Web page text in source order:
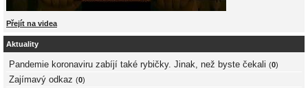
Přejít na videa
Aktuality
Pandemie koronaviru zabíjí také rybičky. Jinak, než byste čekali (0)
Zajímavý odkaz (0)